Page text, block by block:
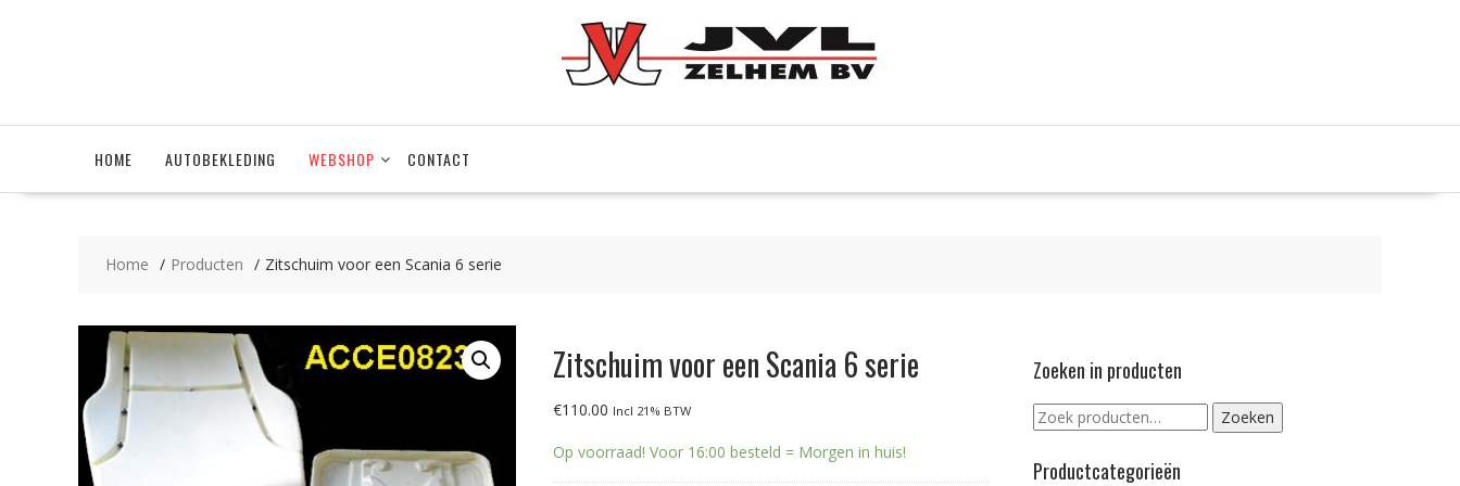
HOME AUTOBEKLEDING WEBSHOP CONTACT
Home Producten Zitschuim voor een Scania 6 serie
Zitschuim voor een Scania 6 serie
€110.00 Incl 21% BTW
Op voorraad! Voor 16:00 besteld = Morgen in huis!
Zoeken in producten
Zoeken
naar:
Zoeken
Productcategorieën